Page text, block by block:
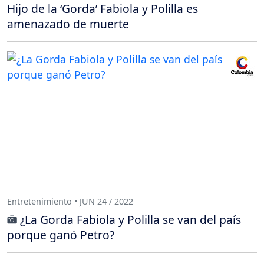
Hijo de la ‘Gorda’ Fabiola y Polilla es
amenazado de muerte
Entretenimiento • JUN 24 / 2022
¿La Gorda Fabiola y Polilla se van del país
porque ganó Petro?